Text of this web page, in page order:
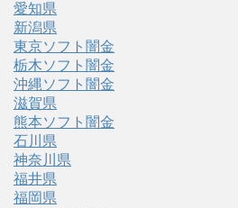
愛知県
新潟県
東京ソフト闇金
栃木ソフト闇金
沖縄ソフト闇金
滋賀県
熊本ソフト闇金
石川県
神奈川県
福井県
福岡県